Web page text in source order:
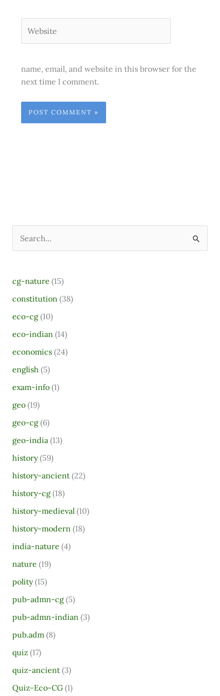
name, email, and website in this browser for the
next time I comment.
c
h
f
o
r
cg-nature (15)
constitution (38)
eco-cg(10)
eco-indian (14)
economics(24)
english (5)
exam-info(1)
geo(19)
geo-cg(6)
geo-india (13)
history(59)
history-ancient(22)
history-cg(18)
history-medieval (10)
history-modern (18)
india-nature (4)
nature (19)
polity(15)
pub-admn-cg(5)
pub-admn-indian (3)
pub.adm (8)
quiz(17)
quiz-ancient(3)
Quiz-Eco-CG(1)